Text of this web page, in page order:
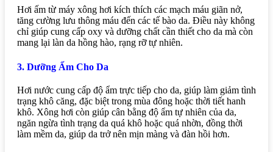
Hơi ấm từ máy xông hơi kích thích các mạch máu giãn nở,
tăng cường lưu thông máu đến các tế bào da. Điều này không
chỉ giúp cung cấp oxy và dưỡng chất cần thiết cho da mà còn
mang lại làn da hồng hào, rạng rỡ tự nhiên.
3. Dưỡng Ẩm Cho Da
Hơi nước cung cấp độ ẩm trực tiếp cho da, giúp làm giảm tình
trạng khô căng, đặc biệt trong mùa đông hoặc thời tiết hanh
khô. Xông hơi còn giúp cân bằng độ ẩm tự nhiên của da,
ngăn ngừa tình trạng da quá khô hoặc quá nhờn, đồng thời
làm mềm da, giúp da trở nên mịn màng và đàn hồi hơn.